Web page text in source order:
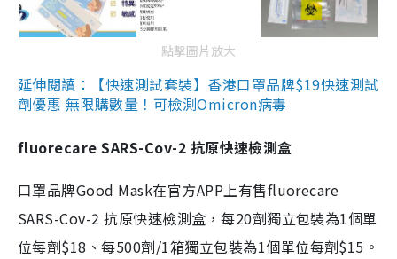
點擊圖片放大
延伸閱讀：【快速測試套裝】香港口罩品牌$19快速測試
劑優惠 無限購數量！可檢測Omicron病毒
fluorecare SARS-Cov-2 抗原快速檢測盒
口罩品牌Good Mask在官方APP上有售fluorecare
SARS-Cov-2 抗原快速檢測盒，每20劑獨立包裝為1個單
位每劑$18、每500劑/1箱獨立包裝為1個單位每劑$15。